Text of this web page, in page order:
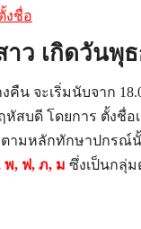
งชื่อ
ว เกิดวันพุ
คืน จะเริ่มนับจาก
หัสบดี โดยการ ตั้งชื่อ
ตามหลักทักษาปกรณ์
พ, ฟ, ภ, ม ซึ่งเป็นกลุ่